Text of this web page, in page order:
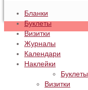
Бланки
Буклеты
Визитки
Журналы
Календари
Наклейки
Буклеты
Визитки